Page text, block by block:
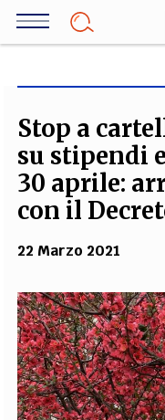
Salta
FILODIRITTO REDAZIONE
FOTOGRAFI
Stop a
su stipendi
30 aprile:
con il
22 Marzo 2021